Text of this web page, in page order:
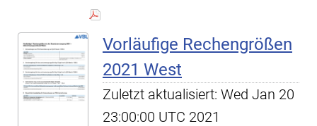
Vorläufige Rechengrößen
2021 West
Zuletzt aktualisiert: Wed Jan 20
23:00:00 UTC 2021